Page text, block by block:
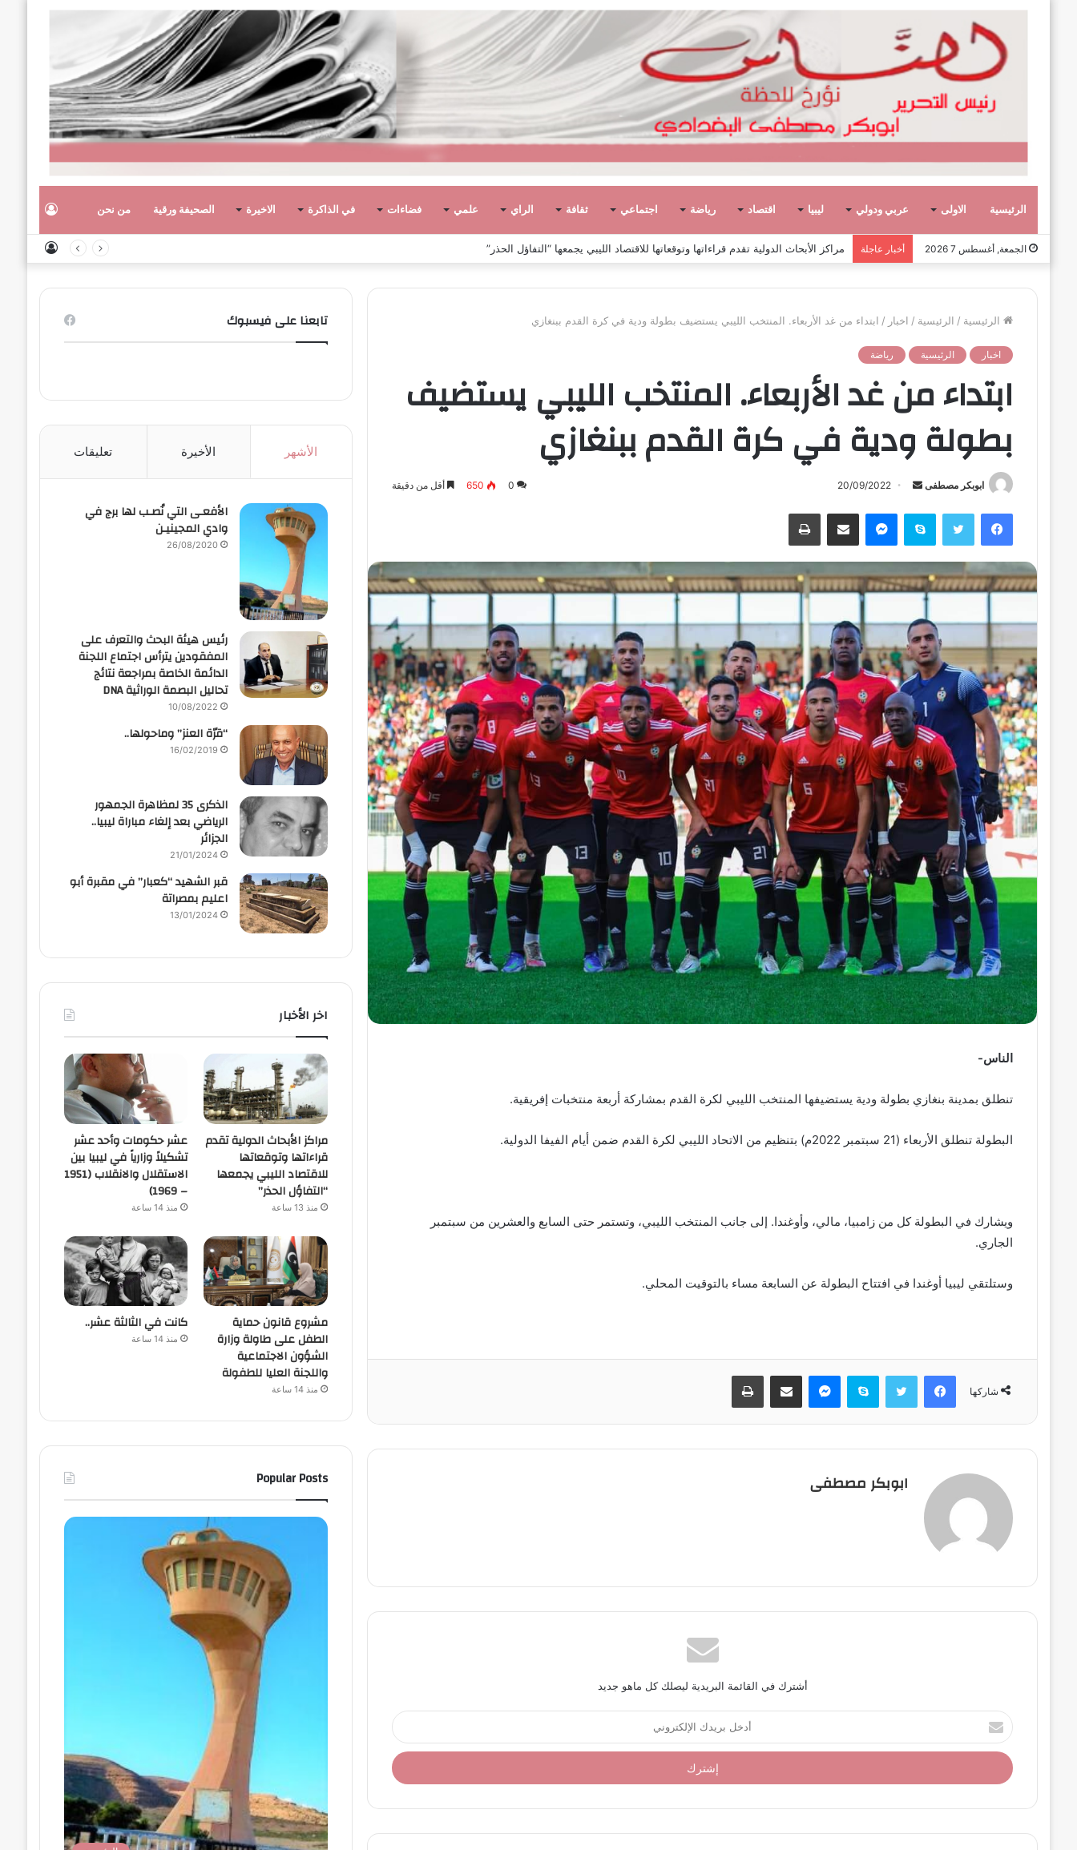
الرئيسية الاولى عربي ودولي ليبيا اقتصاد رياضة اجتماعي ثقافة الراي علمي فضاءات في الذاكرة الاخيرة الصحيفة ورقية من نحن
الجمعة, أغسطس 7 2026 أخبار عاجلة عشر حكومات وأحد عشر تشكيلاً وزارياً في ليبيا بين الاستقلال والانقلاب (1951 – 1969)
الرئيسية / الرئيسية / اخبار / ابتداء من غد الأربعاء. المنتخب الليبي يستضيف بطولة ودية في كرة القدم ببنغازي
اخبار الرئيسية رياضة
ابتداء من غد الأربعاء. المنتخب الليبي يستضيف
بطولة ودية في كرة القدم ببنغازي
ابوبكر مصطفى
أ
ب
ر
د
ا
إ
ل
ك
ت
ر
و
ي
ا
20/09/2022
0
650 أقل من دقيقة
فيسبوك تويتر سكايب ماسنجر مشاركة عبر البريد طباعة
الناس-
تنطلق بمدينة بنغازي بطولة ودية يستضيفها المنتخب الليبي لكرة القدم بمشاركة أربعة منتخبات إفريقية.
البطولة تنطلق الأربعاء (21 سبتمبر 2022م) بتنظيم من الاتحاد الليبي لكرة القدم ضمن أيام الفيفا الدولية.
ويشارك في البطولة كل من زامبيا، مالي، وأوغندا. إلى جانب المنتخب الليبي، وتستمر حتى السابع والعشرين من سبتمبر
الجاري.
وستلتقي ليبيا أوغندا في افتتاح البطولة عن السابعة مساء بالتوقيت المحلي.
شاركها
فيسبوك تويتر سكايب ماسنجر مشاركة عبر البريد طباعة
ابوبكر مصطفى
أشترك في القائمة البريدية ليصلك كل ماهو جديد
أ
د
خ
ل
د
تابعنا على فيسبوك
الأشهر الأخيرة تعليقات
الأفعـى التي نُصـب لها برج في
وادي المجينيـن
26/08/2020
رئيس هيئة البحث والتعرف على
المفقودين يترأس اجتماع اللجنة
الدائمة الخاصة بمراجعة نتائج
تحاليل البصمة الوراثية DNA
10/08/2022
“قرّة العنز” وماحولها..
16/02/2019
الذكرى 35 لمظاهرة الجمهور
الرياضي بعد إلغاء مباراة ليبيا..
الجزائر
21/01/2024
قبر الشهيد “كعبار” في مقبرة أبو
اعليم بمصراتة
13/01/2024
اخر الأخبار
مراكز الأبحاث الدولية تقدم
قراءاتها وتوقعاتها
للاقتصاد الليبي يجمعها
“التفاؤل الحذر”
منذ 13 ساعة
عشر حكومات وأحد عشر
تشكيلاً وزارياً في ليبيا بين
الاستقلال والانقلاب (1951
– 1969)
منذ 14 ساعة
مشروع قانون حماية
الطفل على طاولة وزارة
الشؤون الاجتماعية
واللجنة العليا للطفولة
منذ 14 ساعة
كانت في الثالثة عشر..
منذ 14 ساعة
Popular Posts